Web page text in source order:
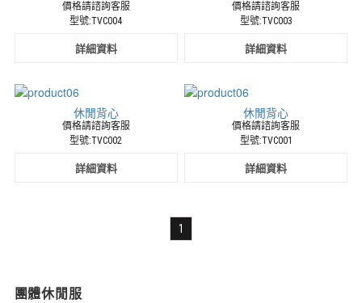
價格請諮詢客服
型號:TVC004
詳細資料
價格請諮詢客服
型號:TVC003
詳細資料
休閒背心
價格請諮詢客服
型號:TVC002
詳細資料
休閒背心
價格請諮詢客服
型號:TVC001
詳細資料
1
團體休閒服